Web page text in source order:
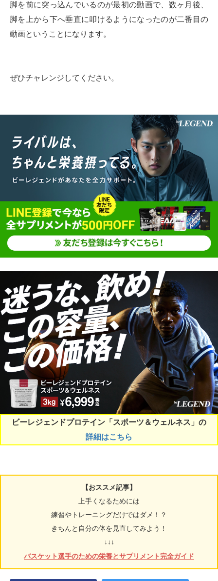
脚を前に突っ込んでいるのが最初の動画で、数ヶ月後、
脚を上から下へ垂直に叩けるようになったのが二番目の
動画ということになります。
ぜひチャレンジしてください。
ビーレジェンドプロテイン「スポーツ＆ウェルネス」の
詳細はこちら
【おススメ記事】
上手くなるためには
練習やトレーニングだけではダメ！？
きちんと自分の体を見直してみよう！
↓↓↓
バスケット選手のための栄養とサプリメント完全ガイド